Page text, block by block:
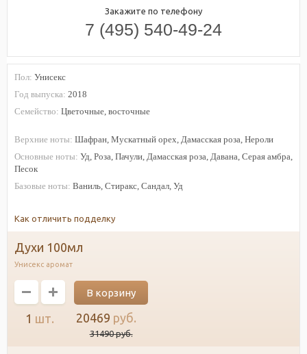
Закажите по телефону
7 (495) 540-49-24
Как отличить подделку
Пол: Унисекс
Год выпуска: 2018
Семейство: Цветочные, восточные
Верхние ноты: Шафран, Мускатный орех, Дамасская роза, Нероли
Основные ноты: Уд, Роза, Пачули, Дамасская роза, Давана, Серая амбра,
Песок
Базовые ноты: Ваниль, Стиракс, Сандал, Уд
духи 100мл
Унисекс аромат
1 шт. 20469 руб.
31490руб.